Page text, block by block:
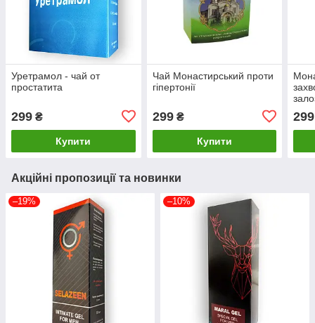
Уретрамол - чай от
простатита
299 ₴
Купити
Чай Монастирський проти
гіпертонії
299₴
Купити
299
Акційні пропозиції та новинки
–19% –10%